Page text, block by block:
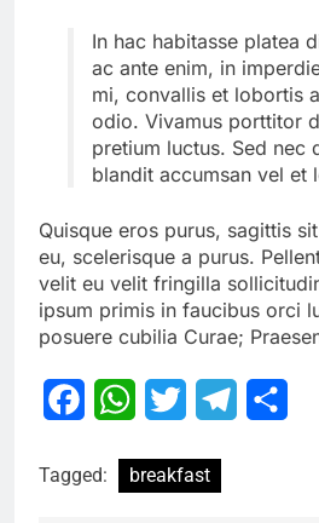
In hac habitasse platea
ac ante enim, in
mi, convallis et lobortis
odio. Vivamus porttitor
pretium luctus. Sed nec
blandit accumsan vel et
Quisque eros purus, sagittis
eu, scelerisque a purus.
velit eu velit fringilla
ipsum primis in faucibus orci
posuere cubilia Curae;
FacebookWhatsApp
Twitter Telegram
Tagged: breakfast